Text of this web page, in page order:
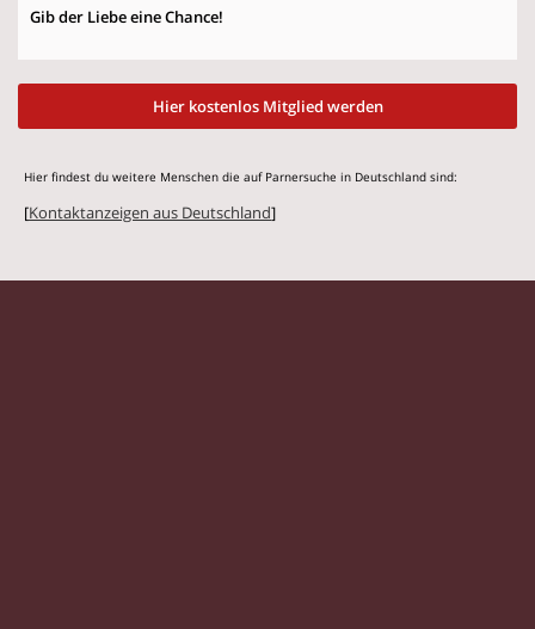
Gib der Liebe eine Chance!
Hier kostenlos Mitglied werden
Hier findest du weitere Menschen die auf Parnersuche in Deutschland sind:
[Kontaktanzeigen aus Deutschland]